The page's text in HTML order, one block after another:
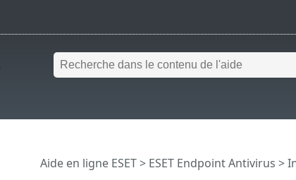
Aide en ligne ESET> ESET Endpoint Antivirus >